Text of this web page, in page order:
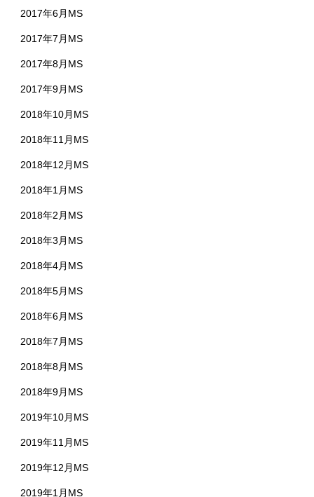
2017年6月MS
2017年7月MS
2017年8月MS
2017年9月MS
2018年10月MS
2018年11月MS
2018年12月MS
2018年1月MS
2018年2月MS
2018年3月MS
2018年4月MS
2018年5月MS
2018年6月MS
2018年7月MS
2018年8月MS
2018年9月MS
2019年10月MS
2019年11月MS
2019年12月MS
2019年1月MS